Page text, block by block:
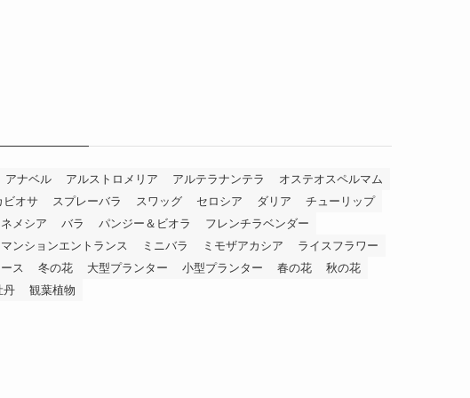
アナベル アルストロメリア アルテラナンテラ
オステオスペルマム
ビオサ スプレーバラ スワッグ セロシア ダリア
チューリップ
ネメシア バラ パンジー＆ビオラ
フレンチラベンダー
マンションエントランス ミニバラ ミモザアカシア
ライスフラワー
ース 冬の花 大型プランター 小型プランター 春の花
秋の花
丹 観葉植物